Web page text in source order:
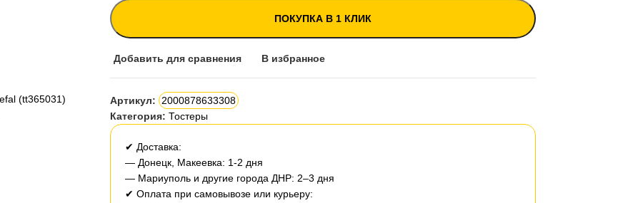
ПОКУПКА В 1 КЛИК
Добавить для сравнения В избранное
Артикул:
2000878633308
Категория: Тостеры
✔ Доставка:
— Донецк, Макеевка: 1-2 дня
— Мариуполь и другие города ДНР: 2–3 дня
✔ Оплата при самовывозе или курьеру: